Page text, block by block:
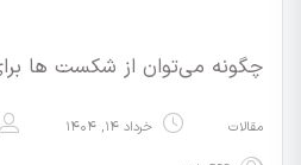
چگونه می‌توان از شکست ها
مقالات خرداد ۱۴, ۱۴۰۴